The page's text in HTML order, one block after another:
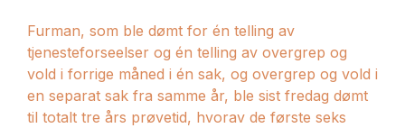
Furman, som ble dømt for én telling av
tjenesteforseelser og én telling av overgrep og
vold i forrige måned i én sak, og overgrep og vold i
en separat sak fra samme år, ble sist fredag ​​dømt
til totalt tre års prøvetid, hvorav de første seks